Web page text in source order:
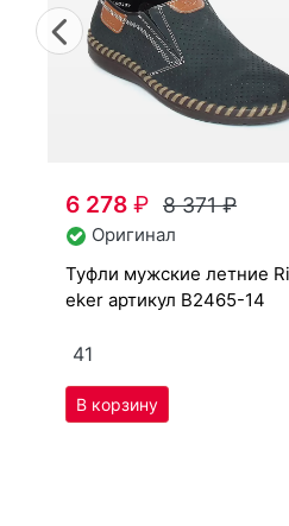
Previous
6 278 ₽ 8 371₽
Оригинал
туф­ли мужс­кие лет­ние Ri­
eker артикул B2465-14
41